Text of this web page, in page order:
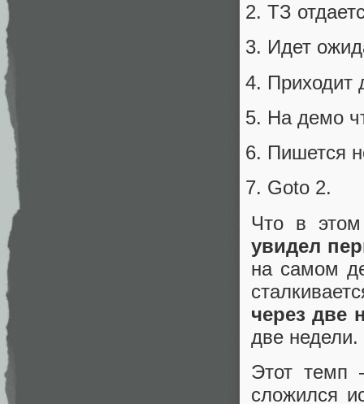
ТЗ
Идет
Приходит
На демо
Пишется
Goto 2.
Что в
увидел
на самом
через две
две недели.
Этот темп
сложился